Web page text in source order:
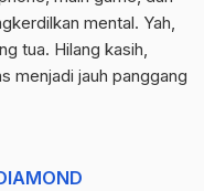
mental. Yah,
tua. Hilang kasih,
menjadi jauh panggang